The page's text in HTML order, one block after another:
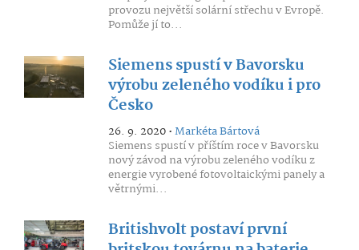
provozu největší solární střechu v Evropě.
Pomůže jí to...
Siemens spustí v Bavorsku
výrobu zeleného vodíku i pro
Česko
26. 9. 2020 •Markéta Bártová
Siemens spustí v příštím roce v Bavorsku
nový závod na výrobu zeleného vodíku z
energie vyrobené fotovoltaickými panely a
větrnými...
Britishvolt postaví první